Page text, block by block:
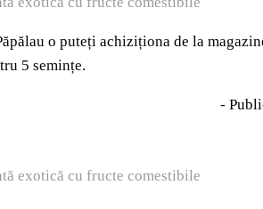
o puteți achiziționa de la
5 semințe.
-
exotică cu fructe comestibile